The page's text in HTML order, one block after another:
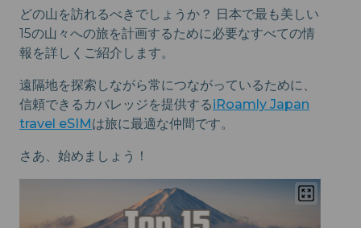
どの山を訪れるべきでしょうか？ 日本で最も美しい
15の山々への旅を計画するために必要なすべての情
報を詳しくご紹介します。
遠隔地を探索しながら常につながっているために、
信頼できるカバレッジを提供するiRoamly Japan
travel eSIMは旅に最適な仲間です。
さあ、始めましょう！